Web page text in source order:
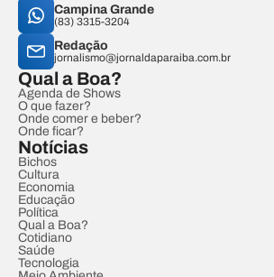
Campina Grande
(83) 3315-3204
Redação
jornalismo@jornaldaparaiba.com.br
Qual a Boa?
Agenda de Shows
O que fazer?
Onde comer e beber?
Onde ficar?
Notícias
Bichos
Cultura
Economia
Educação
Política
Qual a Boa?
Cotidiano
Saúde
Tecnologia